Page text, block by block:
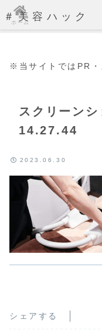
＃美容ハック
※当サイトではPR・
スクリーン
14.27.44
2023.06.30
シェアする
ホーム